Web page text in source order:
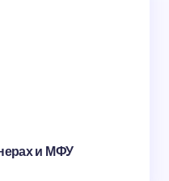
и МФУ